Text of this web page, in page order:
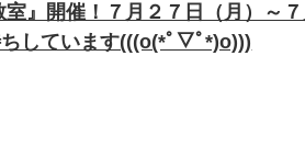
』開催！７月２７日（月）～７
しています(((o(*ﾟ▽ﾟ*)o)))